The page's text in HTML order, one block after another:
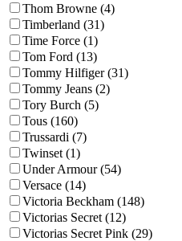
Thom Browne (4)
Timberland (31)
Time Force (1)
Tom Ford (13)
Tommy Hilfiger (31)
Tommy Jeans (2)
Tory Burch (5)
Tous (160)
Trussardi (7)
Twinset (1)
Under Armour (54)
Versace (14)
Victoria Beckham (148)
Victorias Secret (12)
Victorias Secret Pink (29)